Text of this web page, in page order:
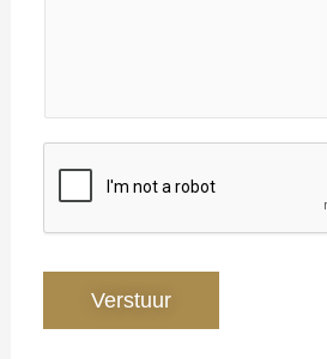
Verstuur